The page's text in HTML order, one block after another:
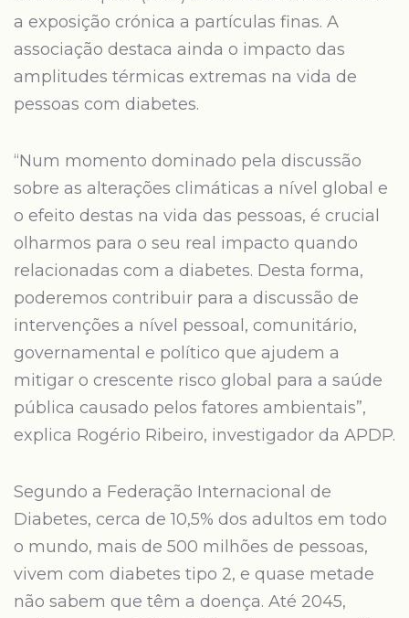
a exposição crónica a partículas finas. A
associação destaca ainda o impacto das
amplitudes térmicas extremas na vida de
pessoas com diabetes.
“Num momento dominado pela discussão
sobre as alterações climáticas a nível global e
o efeito destas na vida das pessoas, é crucial
olharmos para o seu real impacto quando
relacionadas com a diabetes. Desta forma,
poderemos contribuir para a discussão de
intervenções a nível pessoal, comunitário,
governamental e político que ajudem a
mitigar o crescente risco global para a saúde
pública causado pelos fatores ambientais”,
explica Rogério Ribeiro, investigador da APDP.
Segundo a Federação Internacional de
Diabetes, cerca de 10,5% dos adultos em todo
o mundo, mais de 500 milhões de pessoas,
vivem com diabetes tipo 2, e quase metade
não sabem que têm a doença. Até 2045,